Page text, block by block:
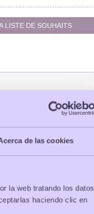
de las cookies
la web tratando los datos
haciendo clic en
LISTE DE SOUHAITS
location_city Ville